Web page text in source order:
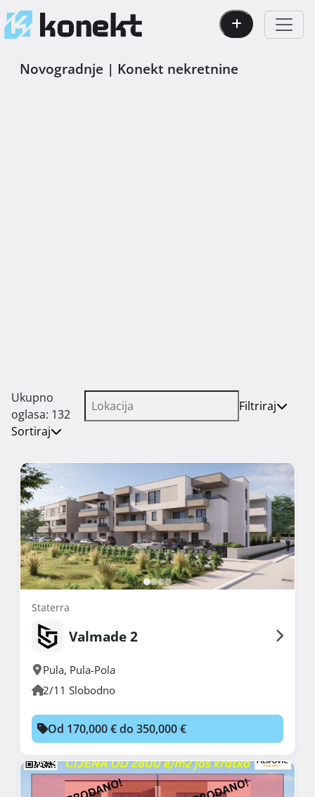
Novogradnje | Konekt nekretnine
Ukupno
oglasa: 132
Filtriraj
Sortiraj
Staterra
Valmade 2
Pula, Pula-Pola
2/11 Slobodno
Od 170,000 € do 350,000 €